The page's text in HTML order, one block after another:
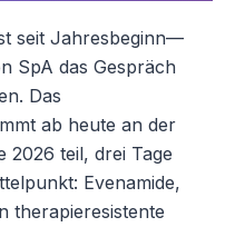
seit Jahresbeginn—
SpA das Gespräch
Das
ab heute an der
2026 teil, drei Tage
Evenamide,
therapieresistente